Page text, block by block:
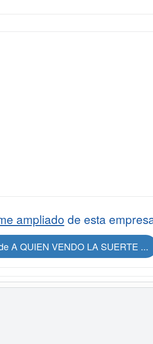
ampliado de esta
A QUIEN VENDO LA SUERTE ...